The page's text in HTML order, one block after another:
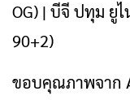
OG) | บีจี ปทุม ยู
90+2)
ขอบคุณภาพจาก